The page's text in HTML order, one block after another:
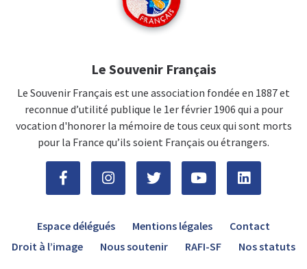
Le Souvenir Français
Le Souvenir Français est une association fondée en 1887 et
reconnue d’utilité publique le 1er février 1906 qui a pour
vocation d'honorer la mémoire de tous ceux qui sont morts
pour la France qu’ils soient Français ou étrangers.
Espace délégués Mentions légales
Contact
Droit à l’image
Nous soutenir RAFI-SF Nos statuts